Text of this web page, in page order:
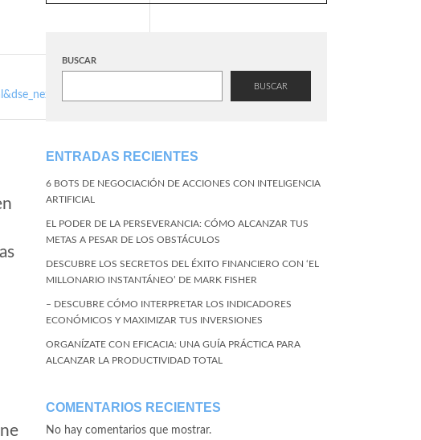
BUSCAR
BUSCAR
ENTRADAS RECIENTES
6 BOTS DE NEGOCIACIÓN DE ACCIONES CON INTELIGENCIA
ARTIFICIAL
EL PODER DE LA PERSEVERANCIA: CÓMO ALCANZAR TUS
METAS A PESAR DE LOS OBSTÁCULOS
DESCUBRE LOS SECRETOS DEL ÉXITO FINANCIERO CON ‘EL
MILLONARIO INSTANTÁNEO’ DE MARK FISHER
– DESCUBRE CÓMO INTERPRETAR LOS INDICADORES
ECONÓMICOS Y MAXIMIZAR TUS INVERSIONES
ORGANÍZATE CON EFICACIA: UNA GUÍA PRÁCTICA PARA
ALCANZAR LA PRODUCTIVIDAD TOTAL
COMENTARIOS RECIENTES
No hay comentarios que mostrar.